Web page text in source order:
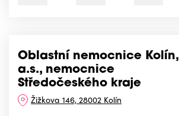
Oblastní nemocnice Kolín,
a.s., nemocnice
Středočeského kraje
Žižkova 146, 28002 Kolín